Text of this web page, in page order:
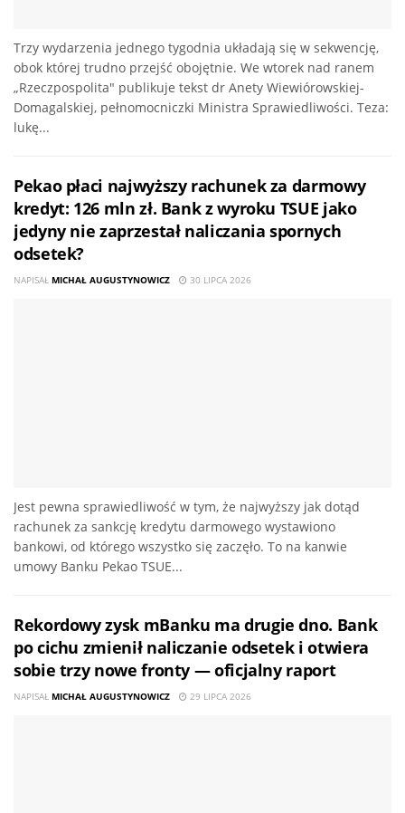
Trzy wydarzenia jednego tygodnia układają się w sekwencję,
obok której trudno przejść obojętnie. We wtorek nad ranem
„Rzeczpospolita" publikuje tekst dr Anety Wiewiórowskiej-
Domagalskiej, pełnomocniczki Ministra Sprawiedliwości. Teza:
lukę...
Pekao płaci najwyższy rachunek za darmowy
kredyt: 126 mln zł. Bank z wyroku TSUE jako
jedyny nie zaprzestał naliczania spornych
odsetek?
NAPISAŁ MICHAŁ AUGUSTYNOWICZ 30 LIPCA 2026
Jest pewna sprawiedliwość w tym, że najwyższy jak dotąd
rachunek za sankcję kredytu darmowego wystawiono
bankowi, od którego wszystko się zaczęło. To na kanwie
umowy Banku Pekao TSUE...
Rekordowy zysk mBanku ma drugie dno. Bank
po cichu zmienił naliczanie odsetek i otwiera
sobie trzy nowe fronty — oficjalny raport
NAPISAŁ MICHAŁ AUGUSTYNOWICZ 29 LIPCA 2026